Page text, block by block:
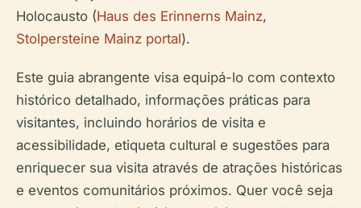
Holocausto (Haus des Erinnerns Mainz,
Stolpersteine Mainz portal).
Este guia abrangente visa equipá-lo com contexto
histórico detalhado, informações práticas para
visitantes, incluindo horários de visita e
acessibilidade, etiqueta cultural e sugestões para
enriquecer sua visita através de atrações históricas
e eventos comunitários próximos. Quer você seja